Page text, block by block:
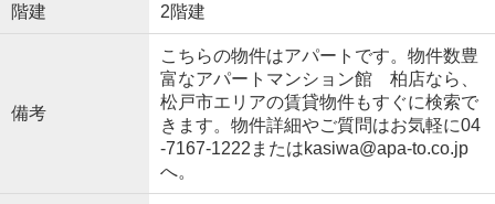
階建 2階建
備考
こちらの物件はアパートです。物件数豊
富なアパートマンション館 柏店なら、
松戸市エリアの賃貸物件もすぐに検索で
きます。物件詳細やご質問はお気軽に04
-7167-1222またはkasiwa@apa-to.co.jp
へ。